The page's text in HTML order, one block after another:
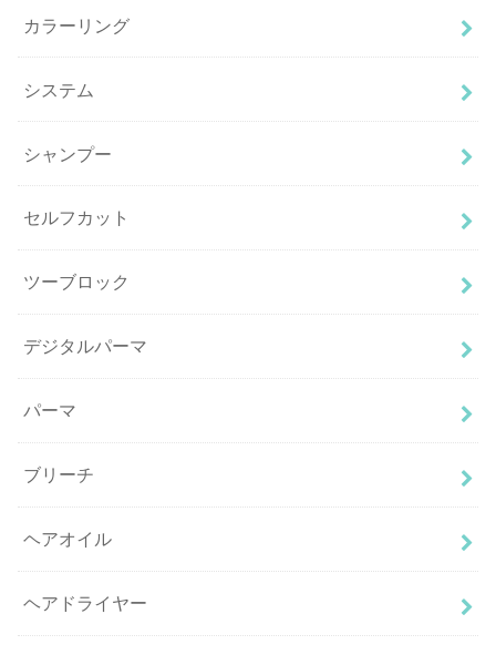
カラーリング
システム
シャンプー
セルフカット
ツーブロック
デジタルパーマ
パーマ
ブリーチ
ヘアオイル
ヘアドライヤー